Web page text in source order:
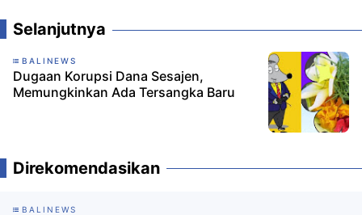
Selanjutnya
BALINEWS
Dugaan Korupsi Dana Sesajen,
Memungkinkan Ada Tersangka Baru
Direkomendasikan
BALINEWS